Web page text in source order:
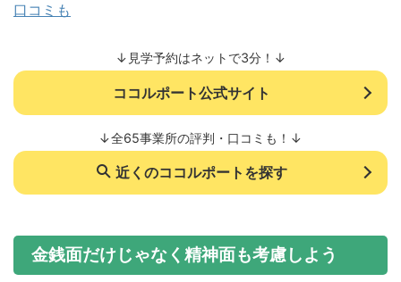
口コミも
↓見学予約はネットで3分！↓
ココルポート公式サイト
↓全65事業所の評判・口コミも！↓
近くのココルポートを探す
金銭面だけじゃなく精神面も考慮しよう